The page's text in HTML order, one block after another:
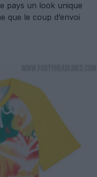
pays un look unique
que le coup d’envoi